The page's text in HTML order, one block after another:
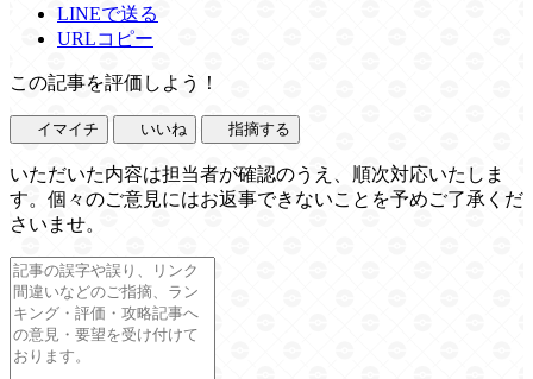
LINEで送る
URLコピー
この記事を評価しよう！
イマイチ いいね 指摘する
いただいた内容は担当者が確認のうえ、順次対応いたしま
す。個々のご意見にはお返事できないことを予めご了承くだ
さいませ。